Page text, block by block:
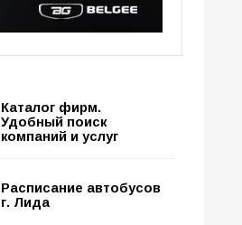
Каталог фирм.
Удобный поиск
компаний и услуг
Расписание автобусов
г. Лида